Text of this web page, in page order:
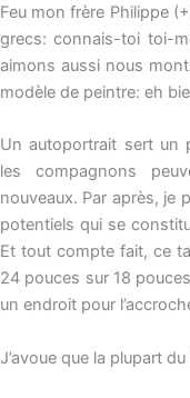
Feu mon frère Philippe
grecs: connais-toi toi-
aimons aussi nous
modèle de peintre: eh
Un autoportrait sert un
les compagnons
nouveaux. Par après, je
potentiels qui se
Et tout compte fait, ce
24 pouces sur 18
un endroit pour
J’avoue que la plupart